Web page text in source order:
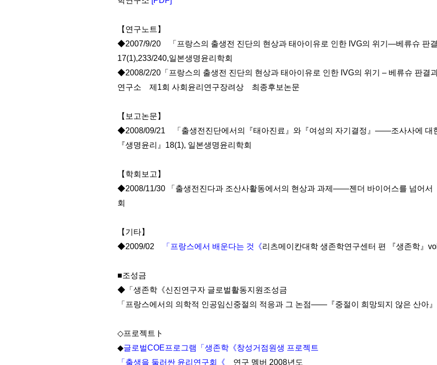
【연구노트】
◆2007/9/20 「프랑스의 출생전 진단의 현상과 태아이유로 인한 IVG의 위기—베류슈 판결
17(1),233/240,일본생명윤리학회
◆2008/2/20「프랑스의 출생전 진단의 현상과 태아이유로 인한 IVG의 위기 – 베류슈 판결
연구소 제1회 사회윤리연구장려상 최종후보논문
【보고논문】
◆2008/09/21 「출생전진단에서의『태아진료』와『여성의 자기결정』――조사사에 대
『생명윤리』18(1), 일본생명윤리학회
【학회보고】
◆2008/11/30 「출생전진다과 조산사활동에서의 현상과 과제――젠더 바이어스를 넘어
회
【기타】
◆2009/02
「프랑스에서 배운다는 것《리츠메이칸대학 생존학연구센터 편 『생존학』
■조성금
◆「생존학《신진연구자 글로벌활동지원조성금
「프랑스에서의 의학적 인공임신중절의 적응과 그 논점――『중절이 희망되지 않은 산아
◇프로젝트ト
◆글로벌COE프로그램「생존학《창성거점원생 프로젝트
「출생을 둘러싼 윤리연구회《 연구 멤버 2008년도